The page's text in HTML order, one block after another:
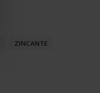
ZINCANTE